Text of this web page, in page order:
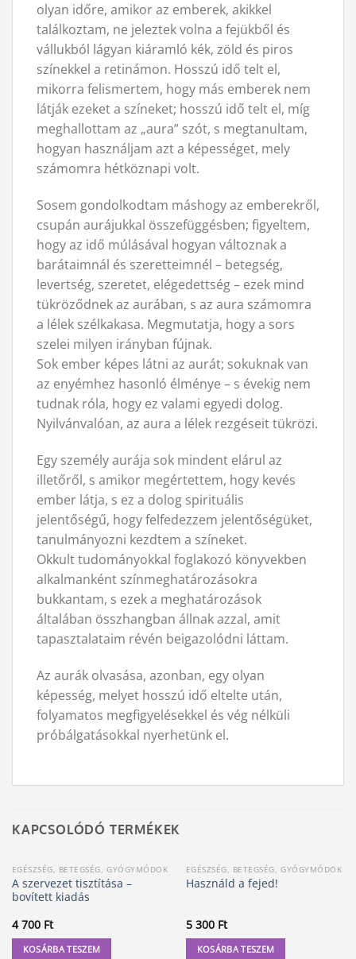
olyan időre, amikor az emberek, akikkel
találkoztam, ne jeleztek volna a fejükből és
vállukból lágyan kiáramló kék, zöld és piros
színekkel a retinámon. Hosszú idő telt el,
mikorra felismertem, hogy más emberek nem
látják ezeket a színeket; hosszú idő telt el, míg
meghallottam az „aura” szót, s megtanultam,
hogyan használjam azt a képességet, mely
számomra hétköznapi volt.
Sosem gondolkodtam máshogy az emberekről,
csupán aurájukkal összefüggésben; figyeltem,
hogy az idő múlásával hogyan változnak a
barátaimnál és szeretteimnél – betegség,
levertség, szeretet, elégedettség – ezek mind
tükröződnek az aurában, s az aura számomra
a lélek szélkakasa. Megmutatja, hogy a sors
szelei milyen irányban fújnak.
Sok ember képes látni az aurát; sokuknak van
az enyémhez hasonló élménye – s évekig nem
tudnak róla, hogy ez valami egyedi dolog.
Nyilvánvalóan, az aura a lélek rezgéseit tükrözi.
Egy személy aurája sok mindent elárul az
illetőről, s amikor megértettem, hogy kevés
ember látja, s ez a dolog spirituális
jelentőségű, hogy felfedezzem jelentőségüket,
tanulmányozni kezdtem a színeket.
Okkult tudományokkal foglakozó könyvekben
alkalmanként színmeghatározásokra
bukkantam, s ezek a meghatározások
általában összhangban állnak azzal, amit
tapasztalataim révén beigazolódni láttam.
Az aurák olvasása, azonban, egy olyan
képesség, melyet hosszú idő eltelte után,
folyamatos megfigyelésekkel és vég nélküli
próbálgatásokkal nyerhetünk el.
KAPCSOLÓDÓ TERMÉKEK
EGÉSZSÉG, BETEGSÉG, GYÓGYMÓDOK
A szervezet tisztítása –
bovített kiadás
4 700 Ft
KOSÁRBA TESZEM
EGÉSZSÉG, BETEGSÉG, GYÓGYMÓDOK
Használd a fejed!
5 300 Ft
KOSÁRBA TESZEM